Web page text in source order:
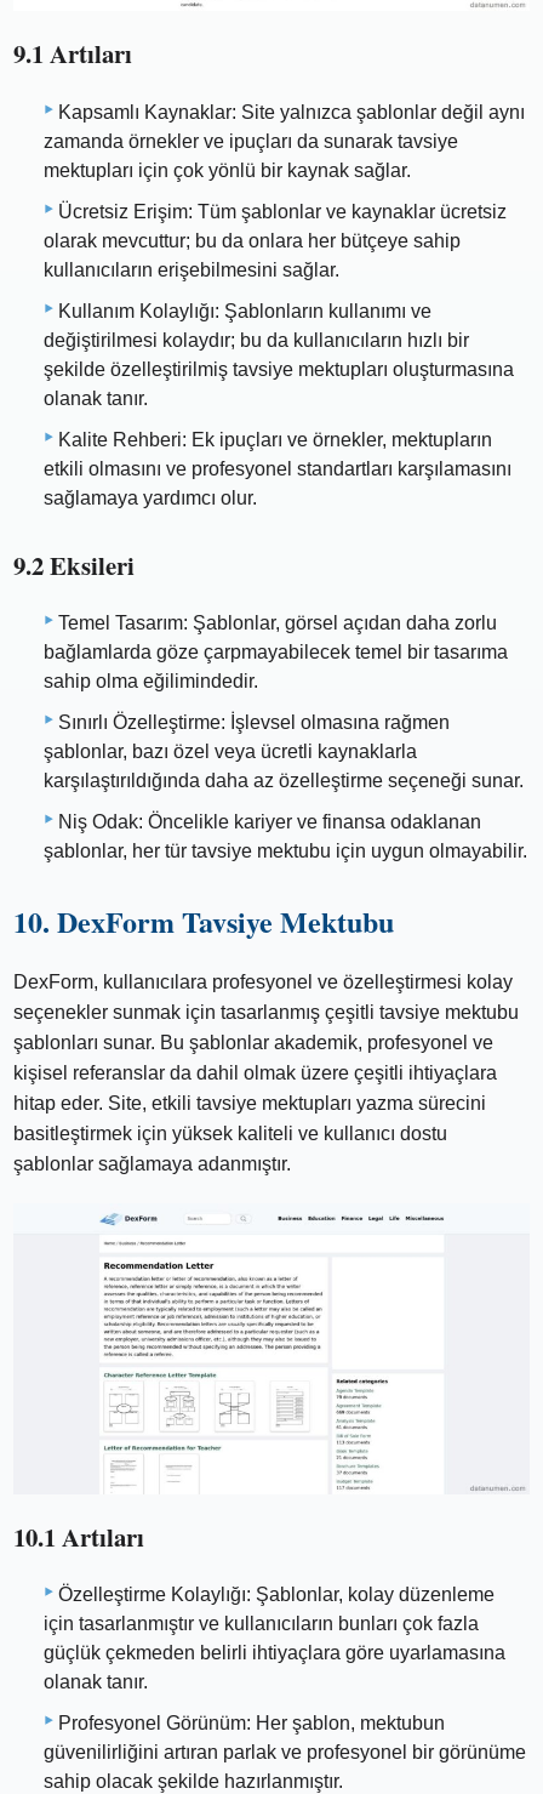
9.1 Artıları
Kapsamlı Kaynaklar: Site yalnızca şablonlar değil aynı
zamanda örnekler ve ipuçları da sunarak tavsiye
mektupları için çok yönlü bir kaynak sağlar.
Ücretsiz Erişim: Tüm şablonlar ve kaynaklar ücretsiz
olarak mevcuttur; bu da onlara her bütçeye sahip
kullanıcıların erişebilmesini sağlar.
Kullanım Kolaylığı: Şablonların kullanımı ve
değiştirilmesi kolaydır; bu da kullanıcıların hızlı bir
şekilde özelleştirilmiş tavsiye mektupları oluşturmasına
olanak tanır.
Kalite Rehberi: Ek ipuçları ve örnekler, mektupların
etkili olmasını ve profesyonel standartları karşılamasını
sağlamaya yardımcı olur.
9.2 Eksileri
Temel Tasarım: Şablonlar, görsel açıdan daha zorlu
bağlamlarda göze çarpmayabilecek temel bir tasarıma
sahip olma eğilimindedir.
Sınırlı Özelleştirme: İşlevsel olmasına rağmen
şablonlar, bazı özel veya ücretli kaynaklarla
karşılaştırıldığında daha az özelleştirme seçeneği sunar.
Niş Odak: Öncelikle kariyer ve finansa odaklanan
şablonlar, her tür tavsiye mektubu için uygun olmayabilir.
10. DexForm Tavsiye Mektubu
DexForm, kullanıcılara profesyonel ve özelleştirmesi kolay
seçenekler sunmak için tasarlanmış çeşitli tavsiye mektubu
şablonları sunar. Bu şablonlar akademik, profesyonel ve
kişisel referanslar da dahil olmak üzere çeşitli ihtiyaçlara
hitap eder. Site, etkili tavsiye mektupları yazma sürecini
basitleştirmek için yüksek kaliteli ve kullanıcı dostu
şablonlar sağlamaya adanmıştır.
10.1 Artıları
Özelleştirme Kolaylığı: Şablonlar, kolay düzenleme
için tasarlanmıştır ve kullanıcıların bunları çok fazla
güçlük çekmeden belirli ihtiyaçlara göre uyarlamasına
olanak tanır.
Profesyonel Görünüm: Her şablon, mektubun
güvenilirliğini artıran parlak ve profesyonel bir görünüme
sahip olacak şekilde hazırlanmıştır.